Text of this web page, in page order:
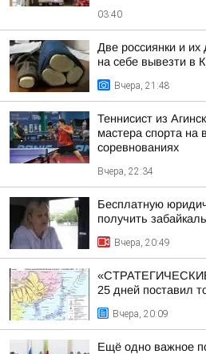
03:40
Две россиянки и их
на себе вывезти в
Вчера, 21:48
Теннисист из
мастера спорта на
соревнованиях
Вчера, 22:34
Бесплатную
получить
Вчера, 20:49
25 дней поставил
Вчера, 20:09
Ещё одно важное